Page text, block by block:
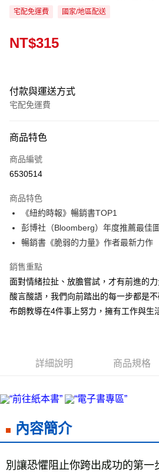
宅配免運費 國家/地區配送
NT$315
付款與運送方式
宅配免運費
信用卡一次付款
LINE Pay
街口支付
悠遊付
運送方式
宅配
每筆NT$70，滿NT$799(含以上)免運費
免運費
每筆NT$200，滿NT$99,999(含以上)免運
商品特色
商品編號
6530514
商品特色
《紐約時報》暢銷書TOP1
彭博社（Bloomberg）年度推薦最佳
暢銷書《脆弱的力量》作者最新力作
銷售重點
面對情緒拉扯、放膽嘗試，才有前進的
酸言酸語，我們向前踏出的每一步都是
布朗教導在4件事上努力，擁有工作與生
詳細說明 商品規格
內容簡介
別讓恐懼阻止你跨出成功的第一